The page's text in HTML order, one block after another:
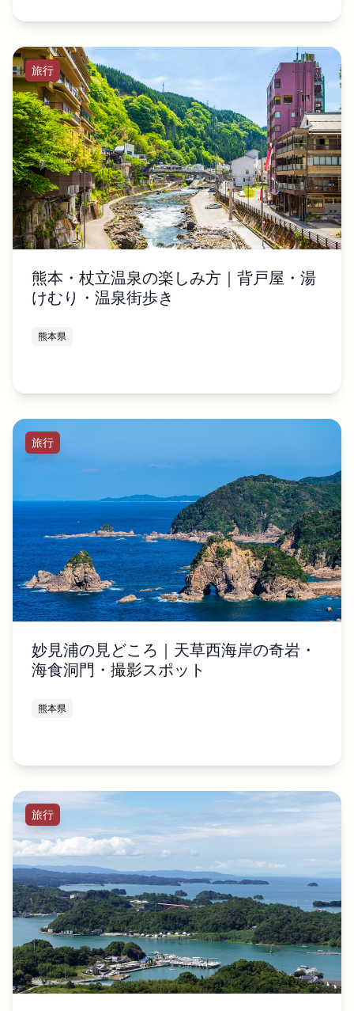
旅行
熊本・杖立温泉の楽しみ方｜背戸屋・湯
けむり・温泉街歩き
熊本県
旅行
妙見浦の見どころ｜天草西海岸の奇岩・
海食洞門・撮影スポット
熊本県
旅行